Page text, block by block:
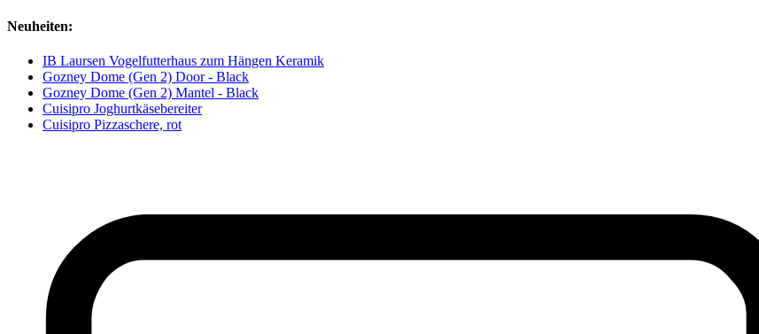
Neuheiten:
IB Laursen Vogelfutterhaus zum Hängen Keramik
Gozney Dome (Gen 2) Door - Black
Gozney Dome (Gen 2) Mantel - Black
Cuisipro Joghurtkäsebereiter
Cuisipro Pizzaschere, rot